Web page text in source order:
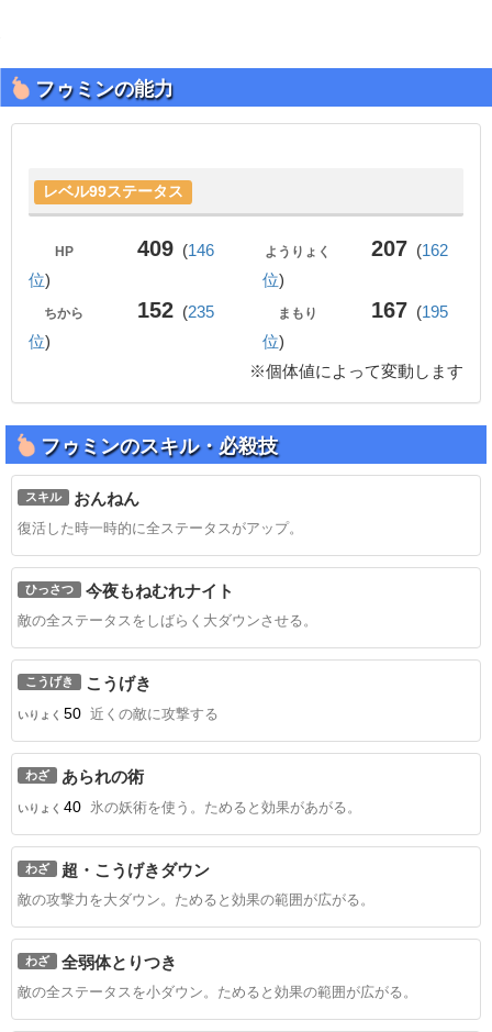
フゥミンの能力
レベル99ステータス
HP 409 (146
位)
ちから 152 (235
位)
ようりょく 207 (162
位)
まもり 167 (195
位)
※個体値によって変動します
フゥミンのスキル・必殺技
スキル おんねん
復活した時一時的に全ステータスがアップ。
ひっさつ 今夜もねむれナイト
敵の全ステータスをしばらく大ダウンさせる。
こうげき こうげき
いりょく 50 近くの敵に攻撃する
わざ あられの術
いりょく 40 氷の妖術を使う。ためると効果があがる。
わざ 超・こうげきダウン
敵の攻撃力を大ダウン。ためると効果の範囲が広がる。
わざ 全弱体とりつき
敵の全ステータスを小ダウン。ためると効果の範囲が広がる。